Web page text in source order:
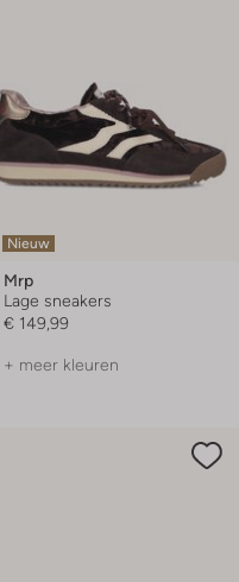
Nieuw
Mrp
Lage sneakers
€ 149,99
+ meer kleuren